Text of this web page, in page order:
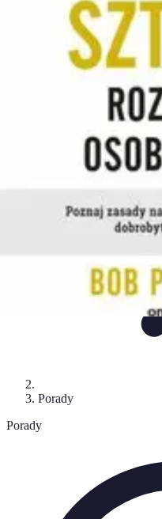
Mega Promocje
Porady zakupowe
PoradyTrendy
Mega Promocje
Porady
Porady